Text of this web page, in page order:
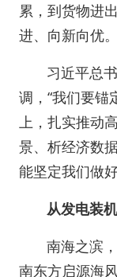
累，到货物进
进、向新向优。
习近平总
调，“我们要锚
上，扎实推动
景、析经济数
能坚定我们做
从发电装
南海之滨
南东方启源海